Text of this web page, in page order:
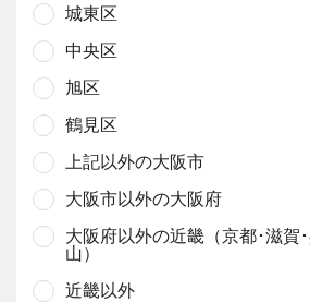
城東区
中央区
旭区
鶴見区
上記以外の大阪市
大阪市以外の大阪府
大阪府以外の近畿（京都･滋賀
山）
近畿以外